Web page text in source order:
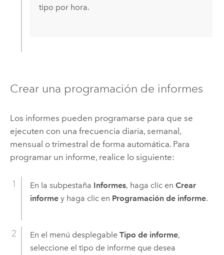
tipo por hora.
Crear una programación de informes
Los informes pueden programarse para que se
ejecuten con una frecuencia diaria, semanal,
mensual o trimestral de forma automática. Para
programar un informe, realice lo siguiente:
En la subpestaña Informes, haga clic en Crear
informey haga clic en Programación de informe.
En el menú desplegable Tipo de informe,
seleccione el tipo de informe que desea